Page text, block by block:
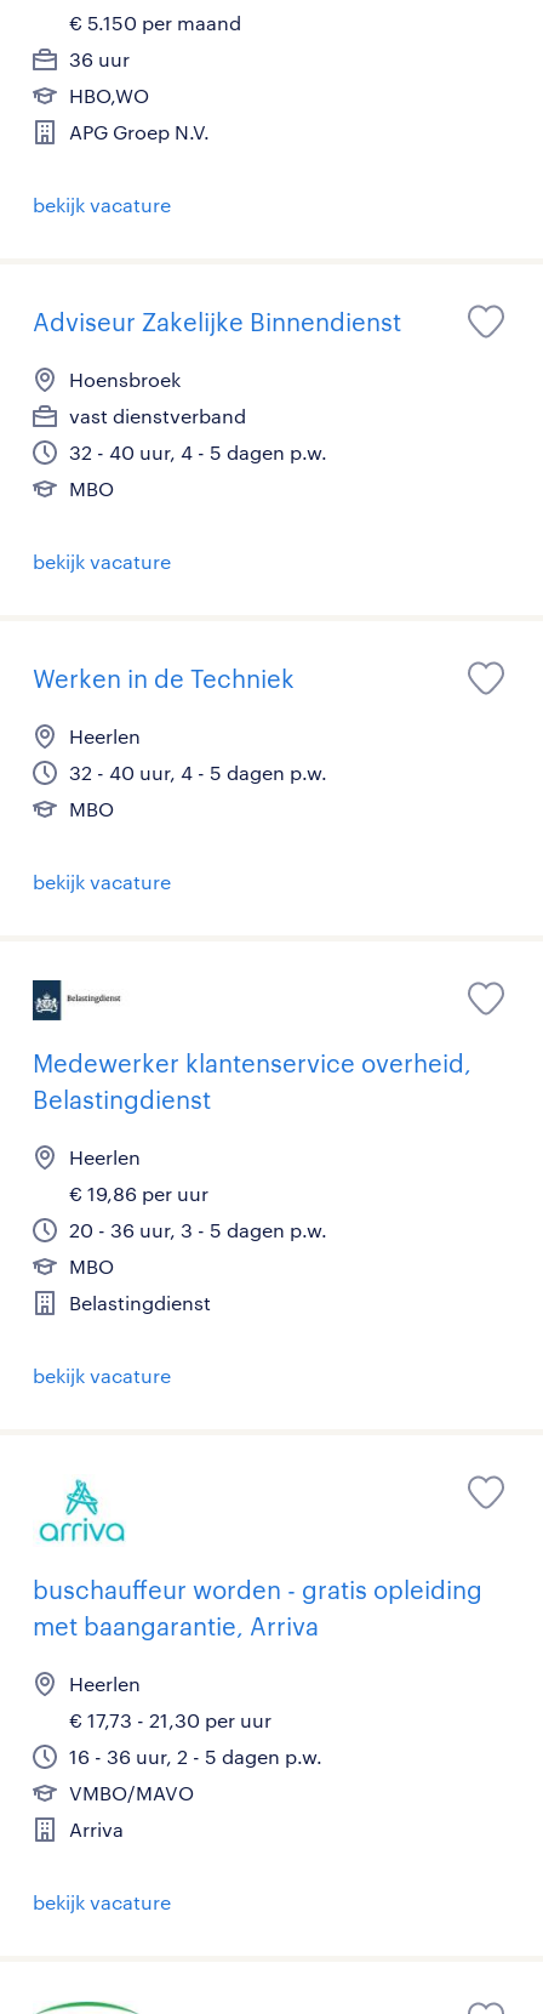
€ 5.150 per maand
36 uur
HBO,WO
APG Groep N.V.
bekijk vacature
Adviseur Zakelijke Binnendienst
Hoensbroek
vast dienstverband
32 - 40 uur, 4 - 5 dagen p.w.
MBO
bekijk vacature
Werken in de Techniek
Heerlen
32 - 40 uur, 4 - 5 dagen p.w.
MBO
bekijk vacature
Medewerker klantenservice overheid,
Belastingdienst
Heerlen
€ 19,86 per uur
20 - 36 uur, 3 - 5 dagen p.w.
MBO
Belastingdienst
bekijk vacature
buschauffeur worden - gratis opleiding
met baangarantie, Arriva
Heerlen
€ 17,73 - 21,30 per uur
16 - 36 uur, 2 - 5 dagen p.w.
VMBO/MAVO
Arriva
bekijk vacature